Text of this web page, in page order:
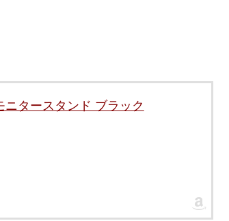
タースタンド ブラック